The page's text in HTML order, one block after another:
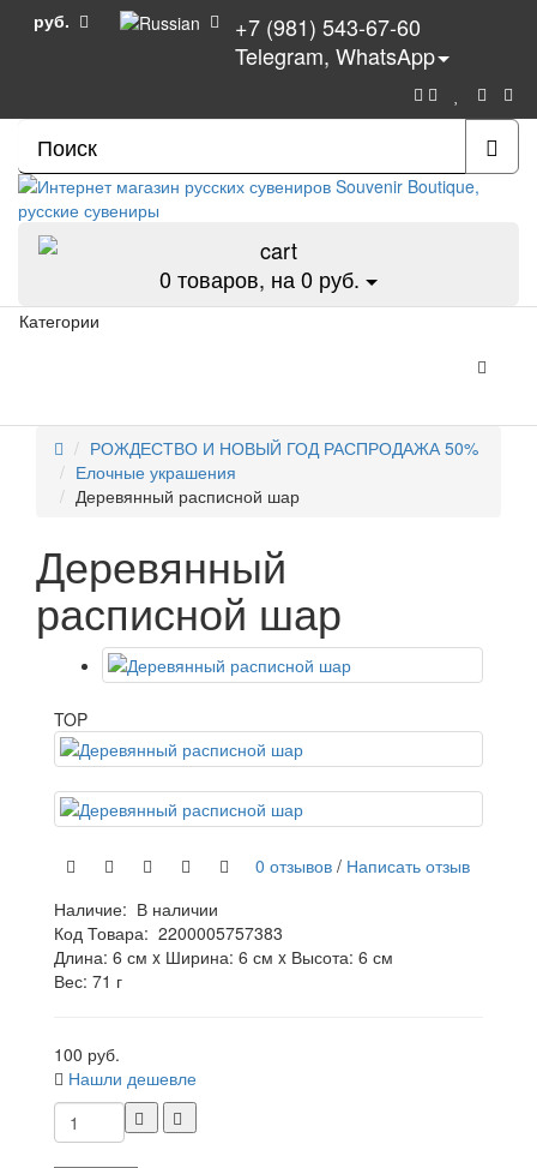
руб.
+7 (981) 543-67-60
Telegram, WhatsApp
0товаров, на 0 руб.
Категории
РОЖДЕСТВО И НОВЫЙ ГОД РАСПРОДАЖА 50%
Елочные украшения
Деревянный расписной шар
Деревянный
расписной шар
TOP
0 отзывов / Написать отзыв
Наличие: В наличии
Код Товара: 2200005757383
Длина: 6 см x Ширина: 6 см x Высота: 6 см
Вес: 71 г
100 руб.
Нашли дешевле